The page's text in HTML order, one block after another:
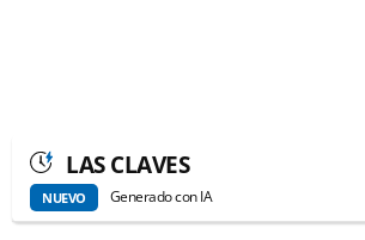
LAS CLAVES
NUEVO Generado con IA